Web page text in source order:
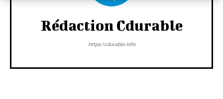
Rédaction Cdurable
https:/cdurable.info